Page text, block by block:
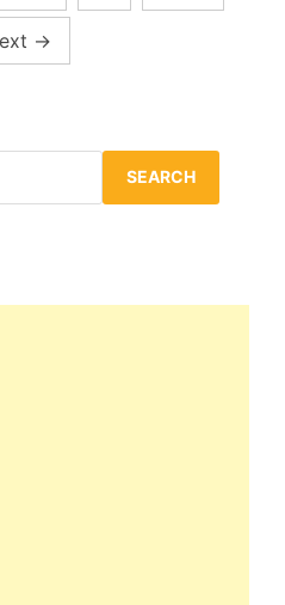
→
SEARCH